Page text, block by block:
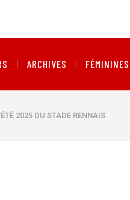
ARCHIVES FÉMININES
2025 DU STADE RENNAIS